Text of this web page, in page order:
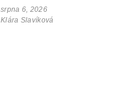
zdraví a konopných doplňcích
srpna 6, 2026
Klára Slavíková